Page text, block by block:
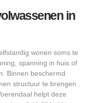
in
wonen soms te
spanning in huis of
Binnen beschermd
structuur te brengen
helpt deze